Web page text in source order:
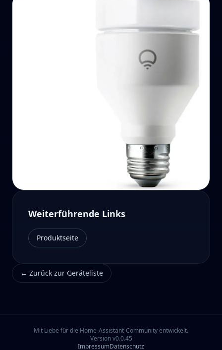
Weiterführende Links
Produktseite
← Zurück zur Geräteliste
Mit Liebe für die Home-Assistant-Community entwickelt.
Version v0.0.45
ImpressumDatenschutz